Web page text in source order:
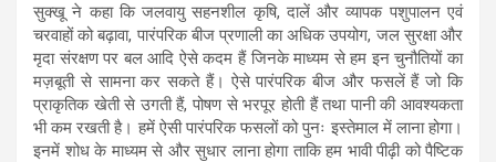
सुक्खू ने कहा कि जलवायु सहनशील कृषि, दालें और व्यापक पशुपालन एवं
चरवाहों को बढ़ावा, पारंपरिक बीज प्रणाली का अधिक उपयोग, जल सुरक्षा और
मृदा संरक्षण पर बल आदि ऐसे कदम हैं जिनके माध्यम से हम इन चुनौतियों का
मज़बूती से सामना कर सकते हैं। ऐसे पारंपरिक बीज और फसलें हैं जो कि
प्राकृतिक खेती से उगती हैं, पोषण से भरपूर होती हैं तथा पानी की आवश्यकता
भी कम रखती है। हमें ऐसी पारंपरिक फसलों को पुनः इस्तेमाल में लाना होगा।
इनमें शोध के माध्यम से और सुधार लाना होगा ताकि हम भावी पीढ़ी को पैष्टिक